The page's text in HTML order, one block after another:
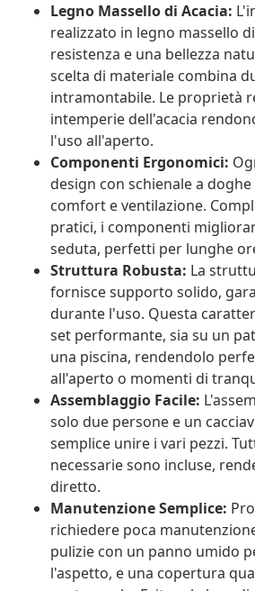
Legno Massello di Acacia:
realizzato in legno massello
resistenza e una bellezza
scelta di materiale combina
intramontabile. Le proprietà
intemperie dell'acacia
l'uso all'aperto.
Componenti Ergonomici:
design con schienale a
comfort e ventilazione.
pratici, i componenti
seduta, perfetti per lunghe
Struttura Robusta: La
fornisce supporto solido,
durante l'uso. Questa
set performante, sia su un
una piscina, rendendolo
all'aperto o momenti di
Assemblaggio Facile:
solo due persone e un
semplice unire i vari pezzi.
necessarie sono incluse,
diretto.
Manutenzione Semplice:
richiedere poca
pulizie con un panno umido
l'aspetto, e una copertura